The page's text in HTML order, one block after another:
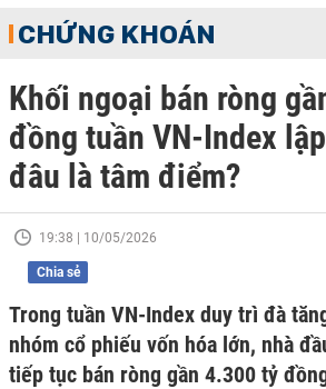
CHỨNG KHOÁN
Khối ngoại bán ròng
đồng tuần VN-Index
đâu là tâm điểm?
19:38 | 10/05/2026
Chia sẻ
Trong tuần VN-Index duy trì đà
nhóm cổ phiếu vốn hóa lớn, nhà
tiếp tục bán ròng gần 4.300 tỷ